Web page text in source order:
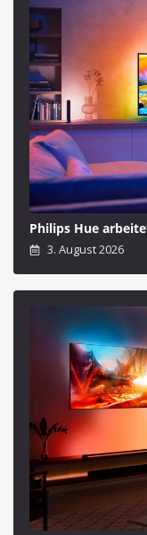
Philips Hue
3. August 2026